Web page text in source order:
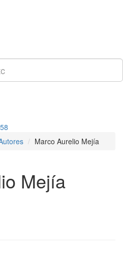
Marco Aurelio Mejía
Mejía